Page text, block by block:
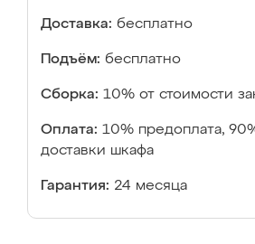
Доставка: бесплатно
Подъём: бесплатно
Сборка: 10% от стоимости
Оплата: 10% предоплата,
доставки шкафа
Гарантия: 24 месяца